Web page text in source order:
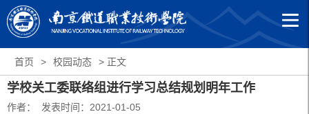
首页 > 校园动态 > 正文
学校关工委联络组进行学习总结规划明年工作
作者： 发表时间：2021-01-05